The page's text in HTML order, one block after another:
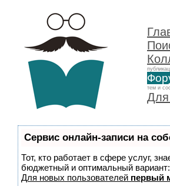
тем и
Для
Сервис онлайн-записи на
Тот, кто работает в сфере услуг,
бюджетный и оптимальный вариант:
Для новых пользователей первый